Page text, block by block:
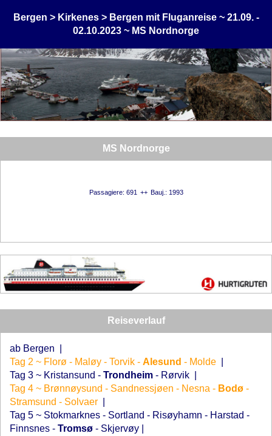
Bergen > Kirkenes > Bergen mit Fluganreise ~ 21.09. -
02.10.2023 ~ MS Nordnorge
MS Nordnorge
Passagiere: 691 Bauj.: 1993
Reiseverlauf
ab Bergen
Tag 2 ~ Florø - Maløy - Torvik - Alesund - Molde
Tag 3 ~ Kristansund - Trondheim - Rørvik
Tag 4 ~ Brønnøysund - Sandnessjøen - Nesna - Bodø -
Stramsund - Solvaer
Tag 5 ~ Stokmarknes - Sortland - Risøyhamn - Harstad -
Finnsnes - Tromsø - Skjervøy